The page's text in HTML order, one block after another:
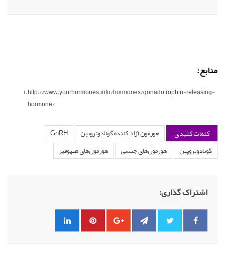
منابع:
http://www.yourhormones.info/hormones/gonadotrophin-releasing-
hormone/
کلمات کلیدی هورمون آزاد کننده گونادوتروپین
GnRH
گونادوتروپین
هورمون‌های جنسی هورمون‌های هیپوفیز
اشتراک گذاری: